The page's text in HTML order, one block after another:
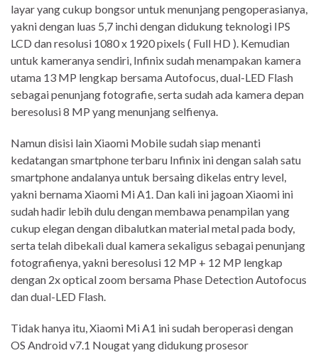
layar yang cukup bongsor untuk menunjang pengoperasianya,
yakni dengan luas 5,7 inchi dengan didukung teknologi IPS
LCD dan resolusi 1080 x 1920 pixels ( Full HD ). Kemudian
untuk kameranya sendiri, Infinix sudah menampakan kamera
utama 13 MP lengkap bersama Autofocus, dual-LED Flash
sebagai penunjang fotografie, serta sudah ada kamera depan
beresolusi 8 MP yang menunjang selfienya.
Namun disisi lain Xiaomi Mobile sudah siap menanti
kedatangan smartphone terbaru Infinix ini dengan salah satu
smartphone andalanya untuk bersaing dikelas entry level,
yakni bernama Xiaomi Mi A1. Dan kali ini jagoan Xiaomi ini
sudah hadir lebih dulu dengan membawa penampilan yang
cukup elegan dengan dibalutkan material metal pada body,
serta telah dibekali dual kamera sekaligus sebagai penunjang
fotografienya, yakni beresolusi 12 MP + 12 MP lengkap
dengan 2x optical zoom bersama Phase Detection Autofocus
dan dual-LED Flash.
Tidak hanya itu, Xiaomi Mi A1 ini sudah beroperasi dengan
OS Android v7.1 Nougat yang didukung prosesor